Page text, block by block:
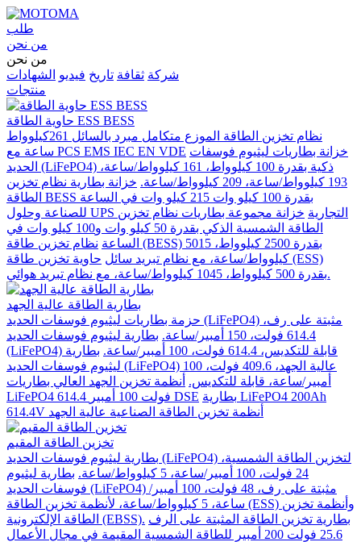
طلب
من نحن
من نحن
شركة ثقافة تاريخ فيديو الشهادات
منتجات
حاوية الطاقة ESS BESS
نظام تخزين الطاقة الموزع متكامل مبرد بالسائل 261كيلوواط
ساعة مع PCS EMS IEC EN VDE خزانة بطاريات ليثيوم فوسفات
الحديد (LiFePO4) ذكية بقدرة 100 كيلوواط، 161 كيلوواط/ساعة،
193 كيلوواط/ساعة، 209 كيلوواط/ساعة.
خزانة بطارية نظام تخزين
الطاقة BESS بقدرة 100 كيلو وات 215 كيلو وات في الساعة
للصناعة وحلول UPS التجارية خزانة مجموعة بطاريات نظام تخزين
الطاقة الشمسية الذكي بقدرة 50 كيلو وات و100 كيلو وات في
الساعة نظام تخزين طاقة (BESS) بقدرة 2500 كيلوواط، 5015
كيلوواط/ساعة، مع نظام تبريد سائل حاوية تخزين طاقة (ESS)
بقدرة 500 كيلوواط، 1045 كيلوواط/ساعة، مع نظام تبريد هوائي.
بطارية الطاقة عالية الجهد
حزمة بطاريات ليثيوم فوسفات الحديد (LiFePO4) مثبتة على رف،
614.4 فولت، 150 أمبير/ساعة.
بطارية ليثيوم فوسفات الحديد
(LiFePO4) قابلة للتكديس، 614.4 فولت، 100 أمبير/ساعة.
بطارية
ليثيوم فوسفات الحديد (LiFePO4) عالية الجهد، 409.6 فولت، 100
أمبير/ساعة، قابلة للتكديس. أنظمة تخزين الجهد العالي بطاريات
LiFePO4 614.4 فولت 100 أمبير DSE بطارية LiFePO4 200Ah
614.4V أنظمة تخزين الطاقة الصناعية عالية الجهد
تخزين الطاقة المقيم
بطارية ليثيوم فوسفات الحديد (LiFePO4) لتخزين الطاقة الشمسية،
24 فولت، 100 أمبير/ساعة، 5 كيلوواط/ساعة.
بطارية ليثيوم
فوسفات الحديد (LiFePO4) مثبتة على رف، 48 فولت، 100 أمبير/
ساعة، 5 كيلوواط/ساعة، لأنظمة تخزين الطاقة (ESS) وأنظمة تخزين
الطاقة الإلكترونية (EBSS). بطارية تخزين الطاقة المثبتة على الرف
25.6 فولت 200 أمبير للطاقة الشمسية المقيمة في مجال الأعمال